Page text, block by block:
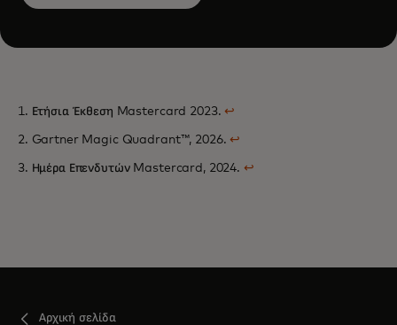
1. Ετήσια Έκθεση Mastercard 2023.↩
2. Gartner Magic Quadrant™, 2026.↩
3. Ημέρα Επενδυτών Mastercard, 2024. ↩
Αρχική σελίδα